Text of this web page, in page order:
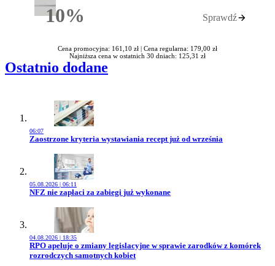
10%Rabatu Sprawdź
Cena promocyjna: 161,10 zł | Cena regularna: 179,00 zł
Najniższa cena w ostatnich 30 dniach: 125,31 zł
Ostatnio dodane
06:07
Przejdź do artykułu:
Zaostrzone kryteria wystawiania recept już od września
05.08.2026 | 06:11
Przejdź do artykułu:
NFZ nie zapłaci za zabiegi już wykonane
04.08.2026 | 18:35
Przejdź do artykułu:
RPO apeluje o zmiany legislacyjne w sprawie zarodków z komórek
rozrodczych samotnych kobiet